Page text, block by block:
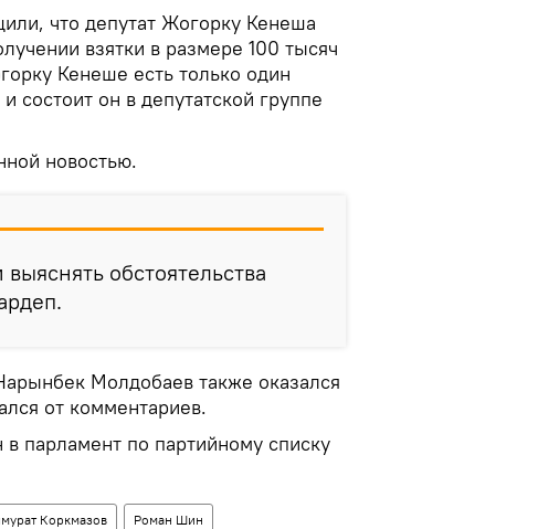
что депутат Жогорку Кенеша
взятки в размере 100 тысяч
Кенеше есть только один
состоит он в депутатской группе
новостью.
обстоятельства
Молдобаев также оказался
от комментариев.
парламент по партийному списку
Коркмазов Роман Шин